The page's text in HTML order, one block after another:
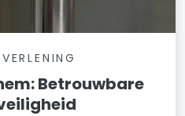
Betrouwbare